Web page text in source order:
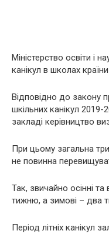
Міністерство освіти і
канікул в школах
Відповідно до закону
шкільних канікул
закладі керівництво
При цьому загальна
не повинна
Так, звичайно осінні
тижню, а зимові – два
Період літніх канікул